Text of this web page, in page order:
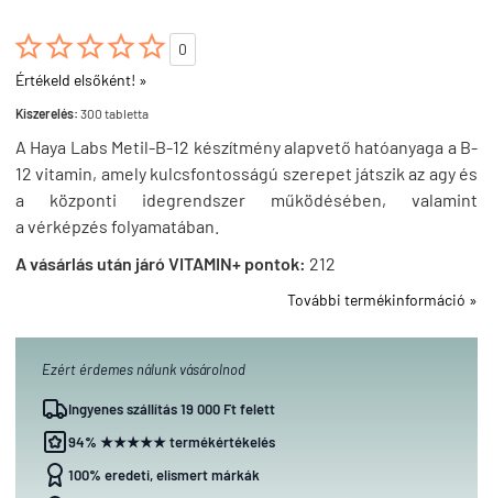

0
Értékeld elsőként! »
Kiszerelés: 300 tabletta
A Haya Labs Metil-B-12 készítmény alapvető hatóanyaga a B-
12 vitamin, amely kulcsfontosságú szerepet játszik az agy és
a központi idegrendszer működésében, valamint
a vérképzés folyamatában.
A vásárlás után járó VITAMIN+ pontok: 212
További termékinformáció »
Ezért érdemes nálunk vásárolnod
Ingyenes szállítás 19 000 Ft felett
94% ★★★★★ termékértékelés
100% eredeti, elismert márkák